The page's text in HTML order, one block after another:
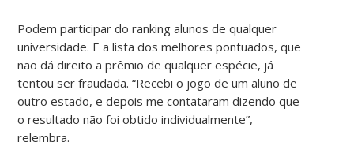
Podem participar do ranking alunos de qualquer
universidade. E a lista dos melhores pontuados, que
não dá direito a prêmio de qualquer espécie, já
tentou ser fraudada. “Recebi o jogo de um aluno de
outro estado, e depois me contataram dizendo que
o resultado não foi obtido individualmente”,
relembra.